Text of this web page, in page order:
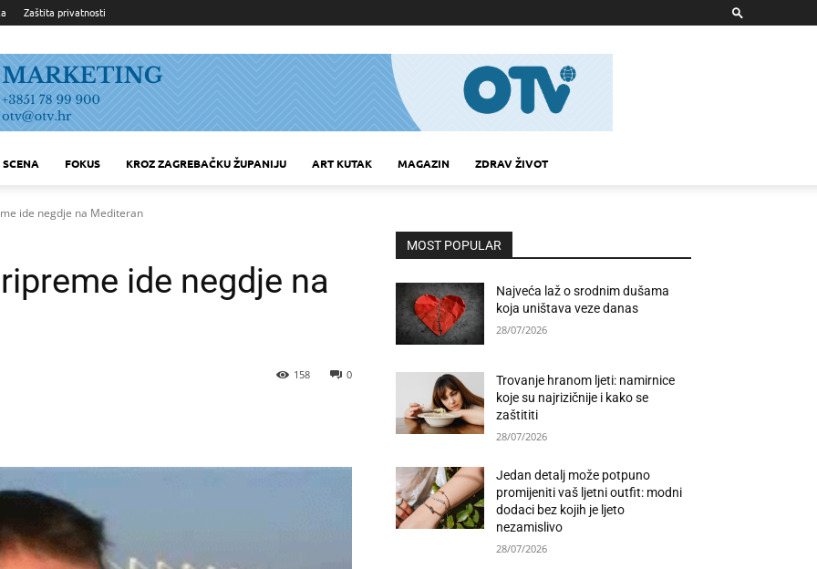
Zaštita privatnosti
SCENA FOKUS KROZ ZAGREBAČKU ŽUPANIJU ART KUTAK MAGAZIN ZDRAV ŽIVOT
ide negdje na Mediteran
ide negdje na
0
158
MOST POPULAR
Najveća laž o srodnim dušama
koja uništava veze danas
28/07/2026
Trovanje hranom ljeti: namirnice
koje su najrizičnije i kako se
zaštititi
28/07/2026
Jedan detalj može potpuno
promijeniti vaš ljetni outfit: modni
dodaci bez kojih je ljeto
nezamislivo
28/07/2026